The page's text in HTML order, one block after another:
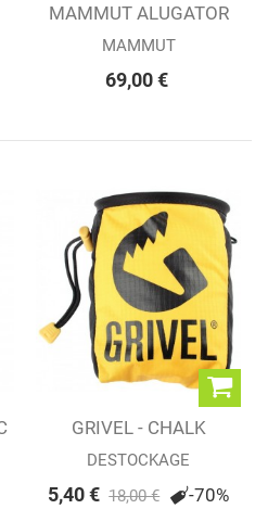
MAMMUT ALUGATOR
LIGHT NEON ORANGE
MAMMUT
69,00 €
GRIVEL - CHALK
BAG/SAC A POF
DESTOCKAGE
5,40 € 18,00 € -70%